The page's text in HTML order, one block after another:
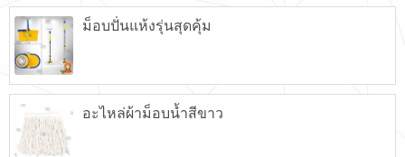
ม็อบปั่นแห้งรุ่นสุดคุ้ม
อะไหล่ผ้าม็อบน้ำสีขาว